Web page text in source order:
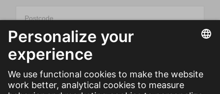
Postcode
Huisnr.
Straat